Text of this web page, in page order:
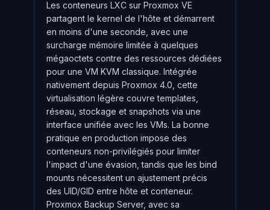
Les conteneurs LXC sur Proxmox VE
partagent le kernel de l'hôte et démarrent
en moins d'une seconde, avec une
surcharge mémoire limitée à quelques
mégaoctets contre des ressources dédiées
pour une VM KVM classique. Intégrée
nativement depuis Proxmox 4.0, cette
virtualisation légère couvre templates,
réseau, stockage et snapshots via une
interface unifiée avec les VMs. La bonne
pratique en production impose des
conteneurs non-privilégiés pour limiter
l'impact d'une évasion, tandis que les bind
mounts nécessitent un ajustement précis
des UID/GID entre hôte et conteneur.
Proxmox Backup Server, avec sa